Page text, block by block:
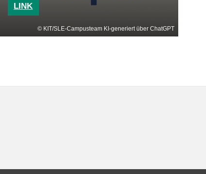
KIT/SLE-Campusteam KI-generiert über ChatGPT
LINK